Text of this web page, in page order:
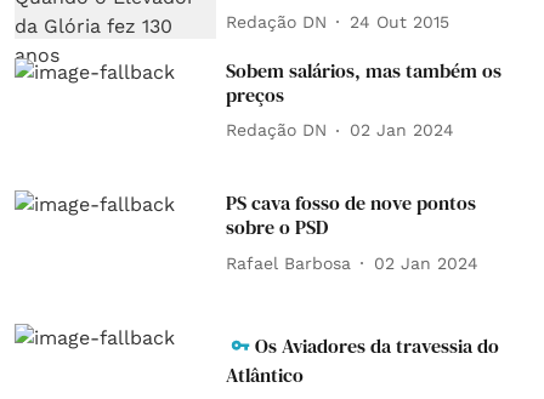
Redação DN 24 Out 2015
Sobem salários, mas também os
preços
Redação DN 02 Jan 2024
PS cava fosso de nove pontos
sobre o PSD
Rafael Barbosa 02 Jan 2024
Os Aviadores da travessia do
Atlântico